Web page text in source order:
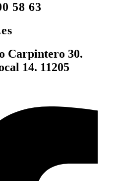
58 63
Carpintero 30.
14. 11205